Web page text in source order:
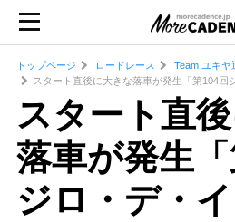
トップページ ロードレース
Team ユキヤ
スタート直後に大きな落車が発生「第104
スタート直
落車が発生
ジロ・デ・イ